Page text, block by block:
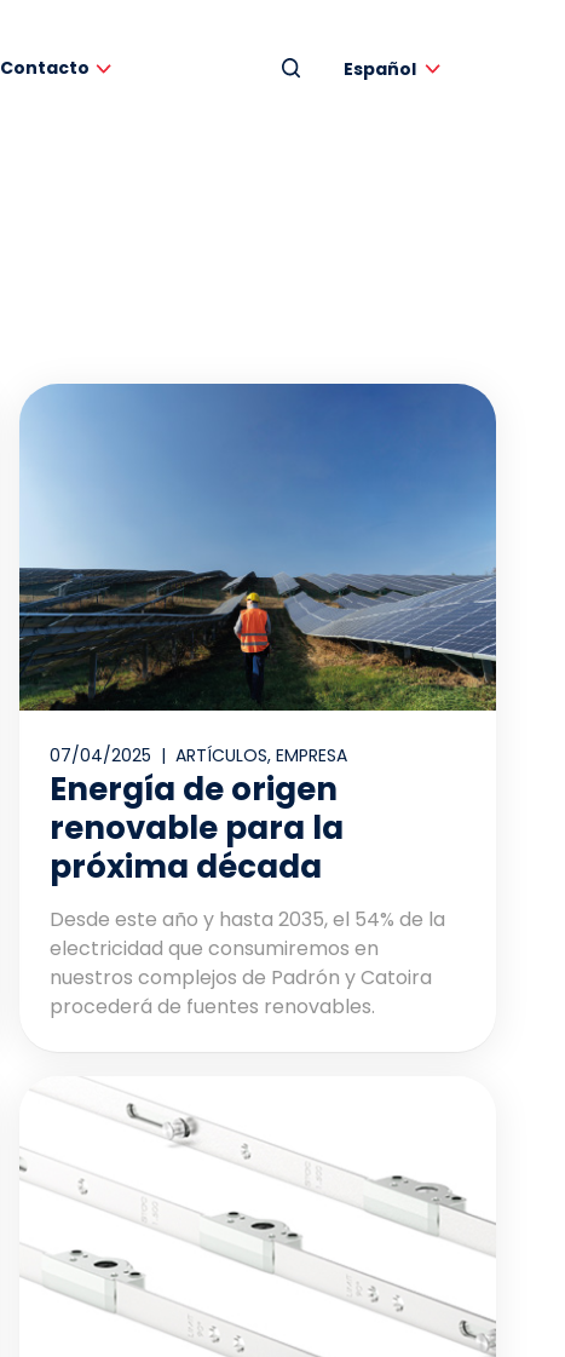
Contacto Español
07/04/2025 |ARTÍCULOS,EMPRESA
Energía de origen
renovable para la
próxima década
Desde este año y hasta 2035, el 54% de la
electricidad que consumiremos en
nuestros complejos de Padrón y Catoira
procederá de fuentes renovables.